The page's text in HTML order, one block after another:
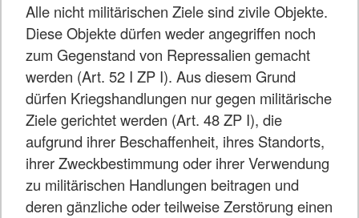
Alle nicht militärischen Ziele sind zivile Objekte.
Diese Objekte dürfen weder angegriffen noch
zum Gegenstand von Repressalien gemacht
werden (Art. 52 I ZP I). Aus diesem Grund
dürfen Kriegshandlungen nur gegen militärische
Ziele gerichtet werden (Art. 48 ZP I), die
aufgrund ihrer Beschaffenheit, ihres Standorts,
ihrer Zweckbestimmung oder ihrer Verwendung
zu militärischen Handlungen beitragen und
deren gänzliche oder teilweise Zerstörung einen